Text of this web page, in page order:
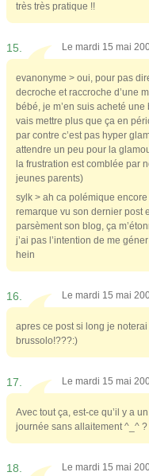
très très pratique !!
15. Le mardi 15 mai
evanonyme > oui, pour pas
decroche et raccroche d’une
bébé, je m’en suis acheté
vais mettre plus que ça en
par contre c’est pas hyper
attendre un peu pour la
la frustration est comblée par
jeunes parents)
sylk > ah ca polémique
remarque vu son dernier post
parsèment son blog, ça
j’ai pas l’intention de me
hein
16. Le mardi 15 mai
apres ce post si long je
brussolo!???:)
17. Le mardi 15 mai
Avec tout ça, est-ce qu’il y a
journée sans allaitement ^_^ ?
18. Le mardi 15 mai